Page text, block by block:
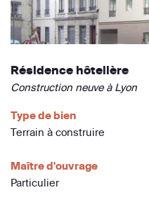
Résidence hôtelière
Construction neuve à Lyon
Type de bien
Terrain à construire
Maître d'ouvrage
Particulier